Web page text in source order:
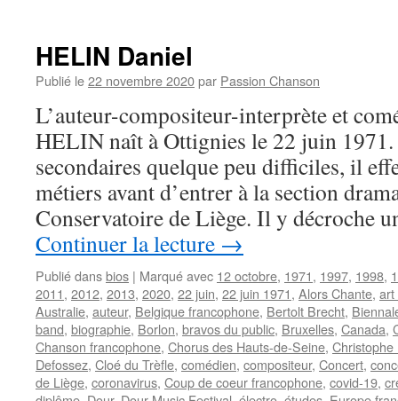
HELIN Daniel
Publié le22 novembre 2020par Passion Chanson
L’auteur-compositeur-interprète et
HELIN naît à Ottignies le 22 juin 1971.
secondaires quelque peu difficiles, il
métiers avant d’entrer à la section
Conservatoire de Liège. Il y décroche
Continuer la lecture →
Publié dansbios | Marqué avec 12 octobre, 1971, 1997, 1998,
2011, 2012, 2013, 2020, 22 juin, 22 juin 1971, Alors Chante, art
Australie, auteur, Belgique francophone, Bertolt Brecht,
band, biographie, Borlon, bravos du public, Bruxelles, Canada,
Chanson francophone, Chorus des Hauts-de-Seine, Christophe
Defossez, Cloé du Trèfle, comédien, compositeur, Concert,
de Liège, coronavirus, Coup de coeur francophone, covid-19,